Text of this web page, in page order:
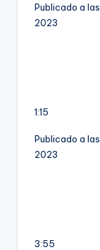
Publicado a
2023
1:15
Publicado a
2023
3:55